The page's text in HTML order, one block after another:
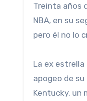
Treinta años después, Christian Laettner no está seguro de saber que esto sucedería. En 1994 estuvo en la
NBA, en su
pero él no lo
La ex estrella
apogeo de
Kentucky, un